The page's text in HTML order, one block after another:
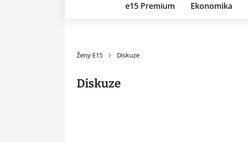
e15 Premium Ekonomika
Ženy E15 Diskuze
Diskuze